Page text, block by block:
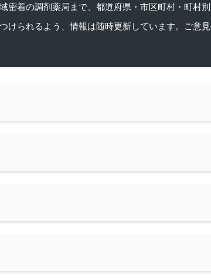
密着の調剤薬局まで、都道府県・市区町村・町村
けられるよう、情報は随時更新しています。ご意